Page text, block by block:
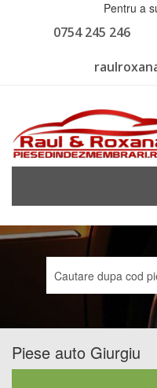
Pentru a
0754 245 246
Piese auto Giurgiu